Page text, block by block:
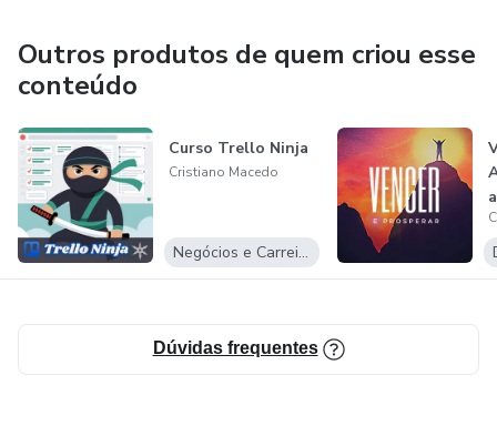
Sucesso e prosperidade a todos nós.
Outros produtos de quem criou esse
conteúdo
Curso Trello Ninja
Cristiano Macedo
Negócios e Carreira
Dúvidas frequentes